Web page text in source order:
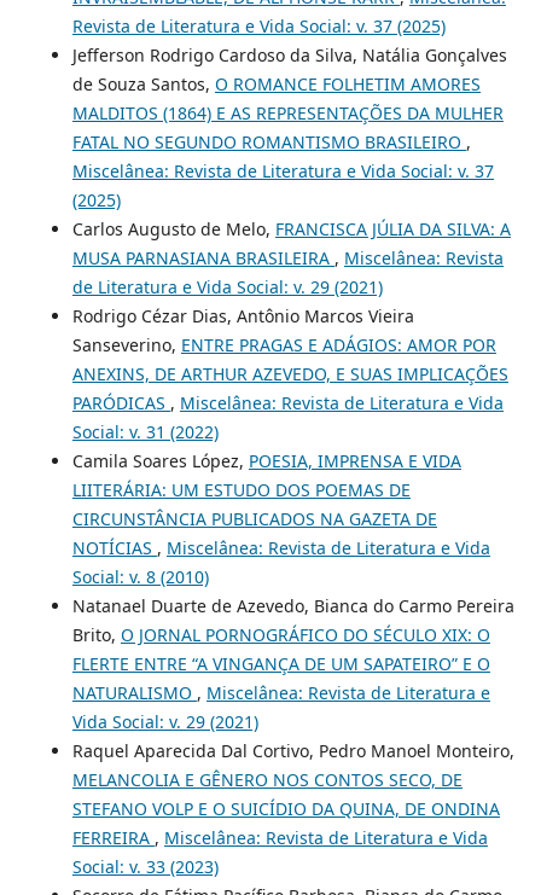
Revista de Literatura e Vida Social: v. 37 (2025)
Jefferson Rodrigo Cardoso da Silva, Natália Gonçalves
de Souza Santos, O ROMANCE FOLHETIM AMORES
MALDITOS (1864) E AS REPRESENTAÇÕES DA MULHER
FATAL NO SEGUNDO ROMANTISMO BRASILEIRO ,
Miscelânea: Revista de Literatura e Vida Social: v. 37
(2025)
Carlos Augusto de Melo, FRANCISCA JÚLIA DA SILVA: A
MUSA PARNASIANA BRASILEIRA , Miscelânea: Revista
de Literatura e Vida Social: v. 29 (2021)
Rodrigo Cézar Dias, Antônio Marcos Vieira
Sanseverino, ENTRE PRAGAS E ADÁGIOS: AMOR POR
ANEXINS, DE ARTHUR AZEVEDO, E SUAS IMPLICAÇÕES
PARÓDICAS , Miscelânea: Revista de Literatura e Vida
Social: v. 31 (2022)
Camila Soares López, POESIA, IMPRENSA E VIDA
LIITERÁRIA: UM ESTUDO DOS POEMAS DE
CIRCUNSTÂNCIA PUBLICADOS NA GAZETA DE
NOTÍCIAS , Miscelânea: Revista de Literatura e Vida
Social: v. 8 (2010)
Natanael Duarte de Azevedo, Bianca do Carmo Pereira
Brito, O JORNAL PORNOGRÁFICO DO SÉCULO XIX: O
FLERTE ENTRE “A VINGANÇA DE UM SAPATEIRO” E O
NATURALISMO , Miscelânea: Revista de Literatura e
Vida Social: v. 29 (2021)
Raquel Aparecida Dal Cortivo, Pedro Manoel Monteiro,
MELANCOLIA E GÊNERO NOS CONTOS SECO, DE
STEFANO VOLP E O SUICÍDIO DA QUINA, DE ONDINA
FERREIRA , Miscelânea: Revista de Literatura e Vida
Social: v. 33 (2023)